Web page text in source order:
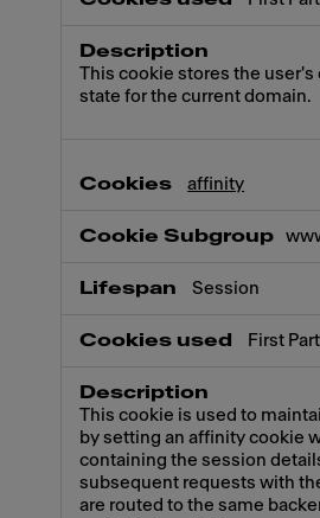
This cookie stores the
state for the current domain.
affinity
Session
First
This cookie is used to
by setting an affinity cookie
containing the session
subsequent requests with
are routed to the same